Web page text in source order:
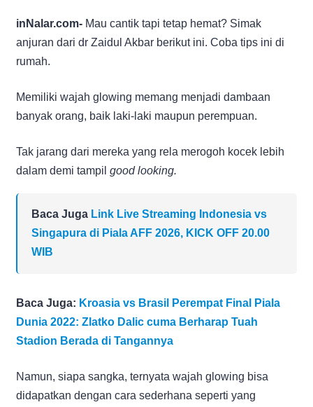
inNalar.com- Mau cantik tapi tetap hemat? Simak
anjuran dari dr Zaidul Akbar berikut ini. Coba tips ini di
rumah.
Memiliki wajah glowing memang menjadi dambaan
banyak orang, baik laki-laki maupun perempuan.
Tak jarang dari mereka yang rela merogoh kocek lebih
dalam demi tampil good looking.
Baca Juga Link Live Streaming Indonesia vs
Singapura di Piala AFF 2026, KICK OFF 20.00
WIB
Baca Juga: Kroasia vs Brasil Perempat Final Piala
Dunia 2022: Zlatko Dalic cuma Berharap Tuah
Stadion Berada di Tangannya
Namun, siapa sangka, ternyata wajah glowing bisa
didapatkan dengan cara sederhana seperti yang